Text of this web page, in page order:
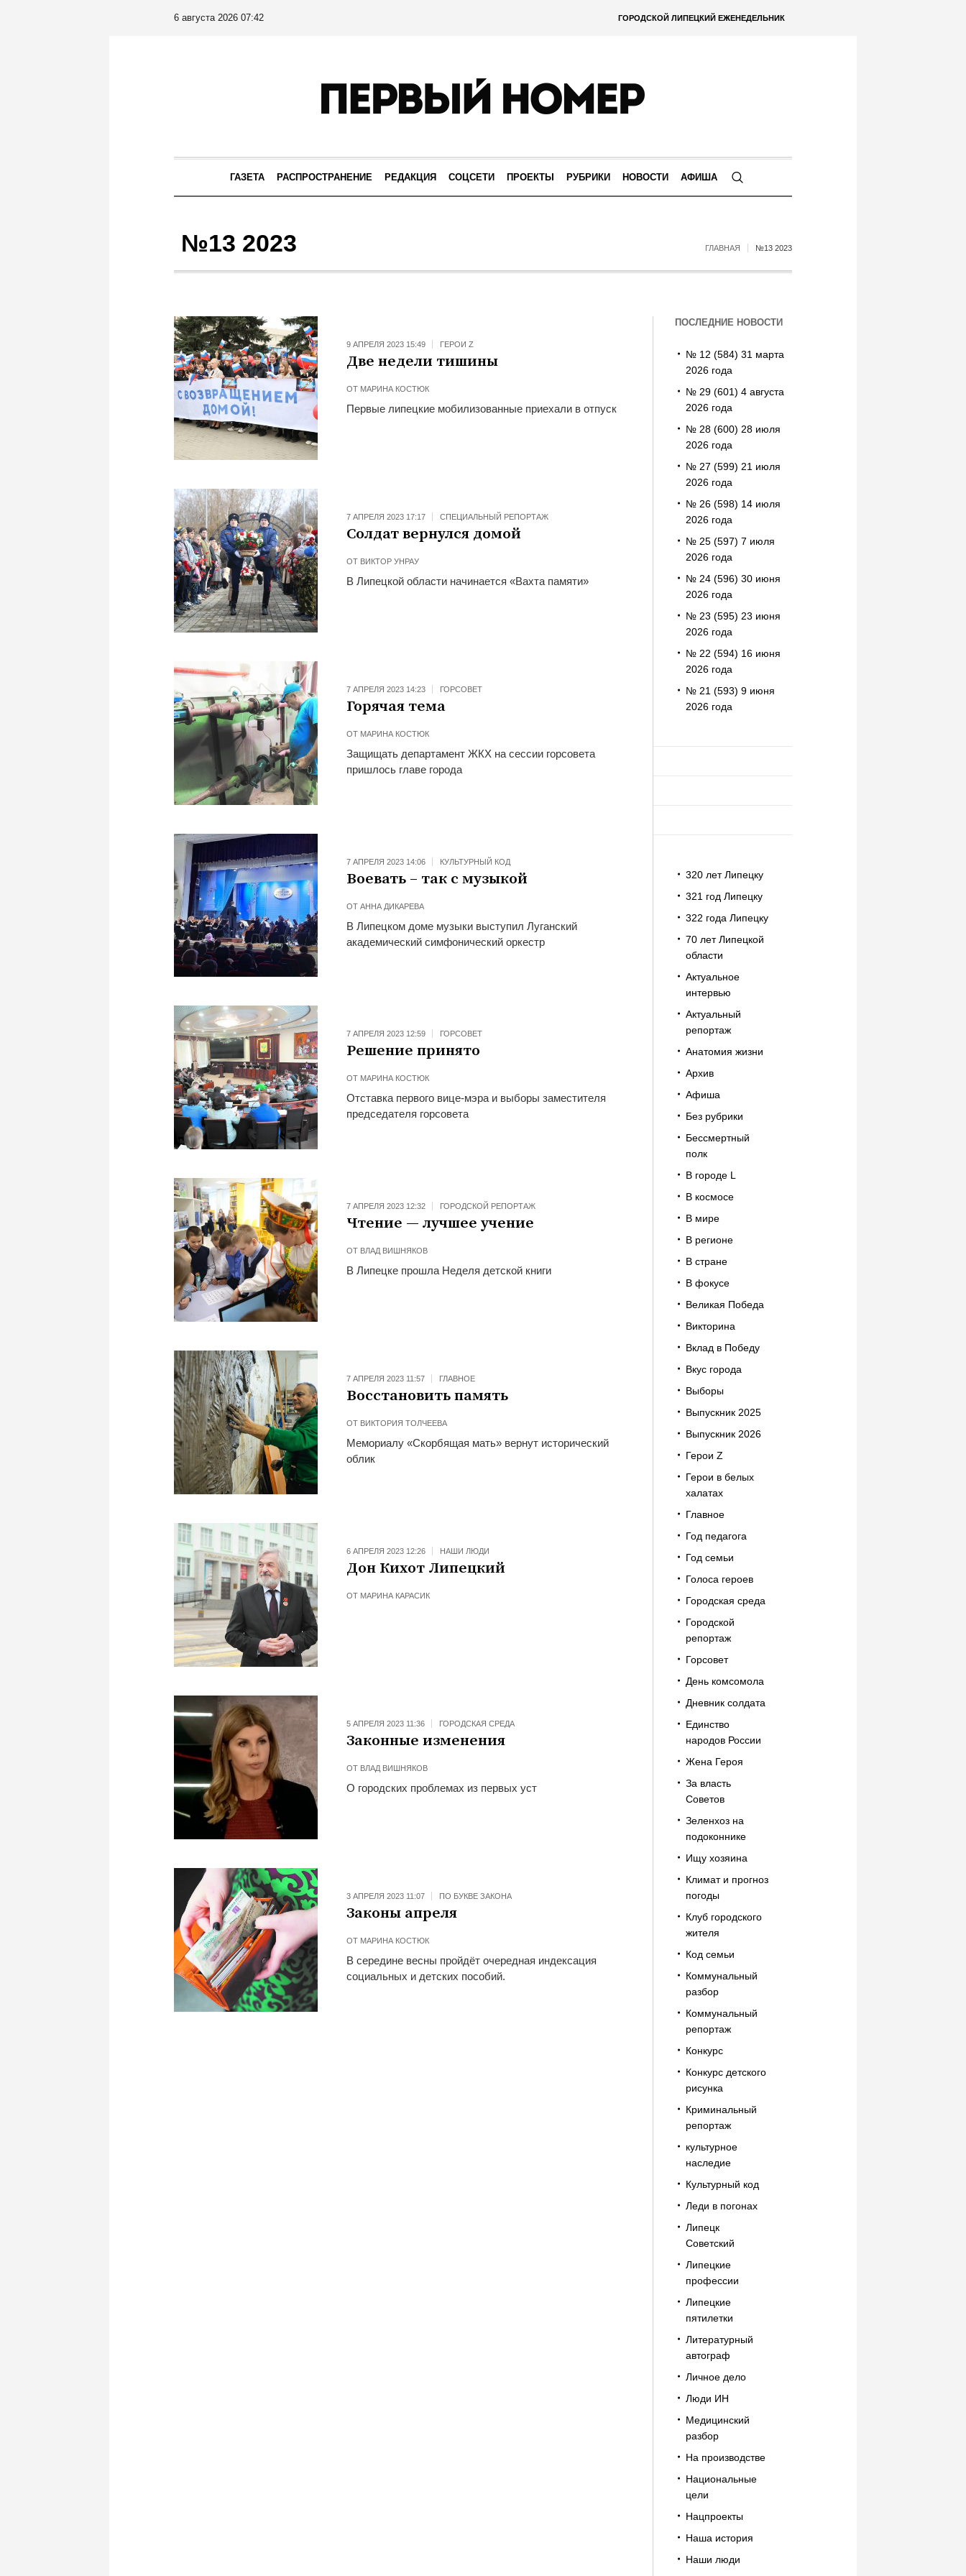
ГОРОДСКОЙ ЛИПЕЦКИЙ ЕЖЕНЕДЕЛЬНИК
6 августа 2026 07:42
ГАЗЕТА РАСПРОСТРАНЕНИЕ РЕДАКЦИЯ СОЦСЕТИ ПРОЕКТЫ РУБРИКИ НОВОСТИ АФИША
№13 2023 ГЛАВНАЯ №13 2023
9 АПРЕЛЯ 2023 15:49 ГЕРОИ Z
Две недели тишины
ОТ МАРИНА КОСТЮК
Первые липецкие мобилизованные приехали в отпуск
7 АПРЕЛЯ 2023 17:17 СПЕЦИАЛЬНЫЙ РЕПОРТАЖ
Солдат вернулся домой
ОТ ВИКТОР УНРАУ
В Липецкой области начинается «Вахта памяти»
7 АПРЕЛЯ 2023 14:23 ГОРСОВЕТ
Горячая тема
ОТ МАРИНА КОСТЮК
Защищать департамент ЖКХ на сессии горсовета
пришлось главе города
7 АПРЕЛЯ 2023 14:06 КУЛЬТУРНЫЙ КОД
Воевать – так с музыкой
ОТ АННА ДИКАРЕВА
В Липецком доме музыки выступил Луганский
академический симфонический оркестр
7 АПРЕЛЯ 2023 12:59 ГОРСОВЕТ
Решение принято
ОТ МАРИНА КОСТЮК
Отставка первого вице-мэра и выборы заместителя
председателя горсовета
7 АПРЕЛЯ 2023 12:32 ГОРОДСКОЙ РЕПОРТАЖ
Чтение — лучшее учение
ОТ ВЛАД ВИШНЯКОВ
В Липецке прошла Неделя детской книги
7 АПРЕЛЯ 2023 11:57 ГЛАВНОЕ
Восстановить память
ОТ ВИКТОРИЯ ТОЛЧЕЕВА
Мемориалу «Скорбящая мать» вернут исторический
облик
6 АПРЕЛЯ 2023 12:26 НАШИ ЛЮДИ
Дон Кихот Липецкий
ОТ МАРИНА КАРАСИК
5 АПРЕЛЯ 2023 11:36 ГОРОДСКАЯ СРЕДА
Законные изменения
ОТ ВЛАД ВИШНЯКОВ
О городских проблемах из первых уст
3 АПРЕЛЯ 2023 11:07 ПО БУКВЕ ЗАКОНА
Законы апреля
ОТ МАРИНА КОСТЮК
В середине весны пройдёт очередная индексация
социальных и детских пособий.
ПОСЛЕДНИЕ НОВОСТИ
№ 12 (584) 31 марта
2026 года
№ 29 (601) 4 августа
2026 года
№ 28 (600) 28 июля
2026 года
№ 27 (599) 21 июля
2026 года
№ 26 (598) 14 июля
2026 года
№ 25 (597) 7 июля
2026 года
№ 24 (596) 30 июня
2026 года
№ 23 (595) 23 июня
2026 года
№ 22 (594) 16 июня
2026 года
№ 21 (593) 9 июня
2026 года
320 лет Липецку
321 год Липецку
322 года Липецку
70 лет Липецкой
области
Актуальное
интервью
Актуальный
репортаж
Анатомия жизни
Архив
Афиша
Без рубрики
Бессмертный
полк
В городе L
В космосе
В мире
В регионе
В стране
В фокусе
Великая Победа
Викторина
Вклад в Победу
Вкус города
Выборы
Выпускник 2025
Выпускник 2026
Герои Z
Герои в белых
халатах
Главное
Год педагога
Год семьи
Голоса героев
Городская среда
Городской
репортаж
Горсовет
День комсомола
Дневник солдата
Единство
народов России
Жена Героя
За власть
Советов
Зеленхоз на
подоконнике
Ищу хозяина
Климат и прогноз
погоды
Клуб городского
жителя
Код семьи
Коммунальный
разбор
Коммунальный
репортаж
Конкурс
Конкурс детского
рисунка
Криминальный
репортаж
культурное
наследие
Культурный код
Леди в погонах
Липецк
Советский
Липецкие
профессии
Липецкие
пятилетки
Литературный
автограф
Личное дело
Люди ИН
Медицинский
разбор
На производстве
Национальные
цели
Нацпроекты
Наша история
Наши люди